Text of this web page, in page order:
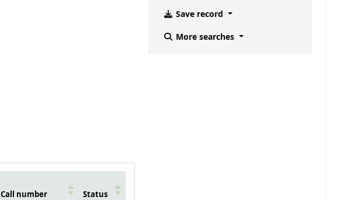
Call number Status
Save record
More searches